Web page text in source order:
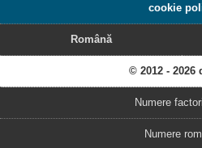
cookie
Română
© 2012 - 2026
Numere
Numere